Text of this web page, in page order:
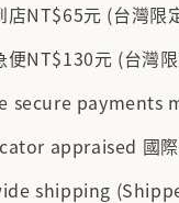
店NT$65元 (台灣限
便NT$130元 (台灣
secure payments
appraised 國際
shipping